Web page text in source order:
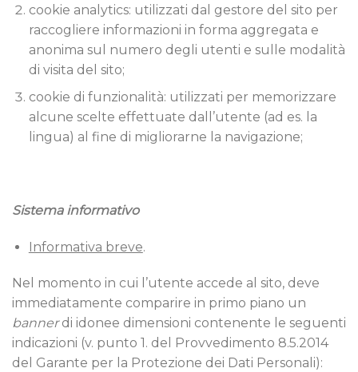
cookie analytics: utilizzati dal gestore del sito per
raccogliere informazioni in forma aggregata e
anonima sul numero degli utenti e sulle modalità
di visita del sito;
cookie di funzionalità: utilizzati per memorizzare
alcune scelte effettuate dall’utente (ad es. la
lingua) al fine di migliorarne la navigazione;
Sistema informativo
Informativa breve.
Nel momento in cui l’utente accede al sito, deve
immediatamente comparire in primo piano un
bannerdi idonee dimensioni contenente le seguenti
indicazioni (v. punto 1. del Provvedimento 8.5.2014
del Garante per la Protezione dei Dati Personali):